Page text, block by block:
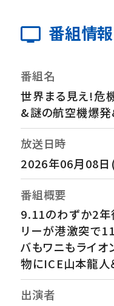
番組情報
番組名
世界まる見え!危
&謎の航空機爆発
放送日時
2026年06月08
番組概要
9.11のわずか2年
リーが港激突で
バもワニもライオ
物にICE山本龍人
出演者